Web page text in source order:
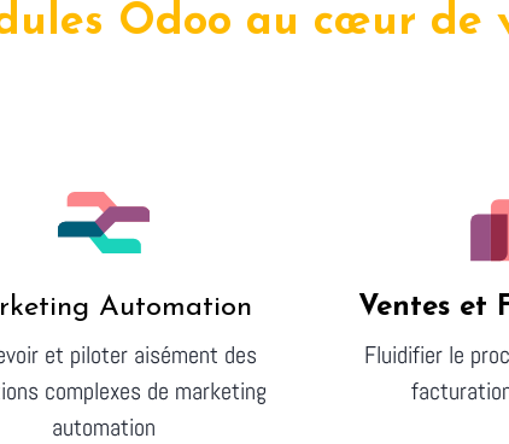
Odoo au cœur de
Automation
et piloter aisément des
complexes de marketing
automation
Ventes et
Fluidifier le